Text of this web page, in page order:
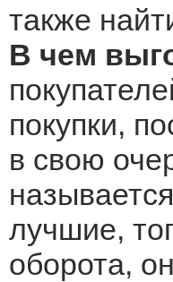
также
В чем
покупки,
в свою
лучшие,
оборота,